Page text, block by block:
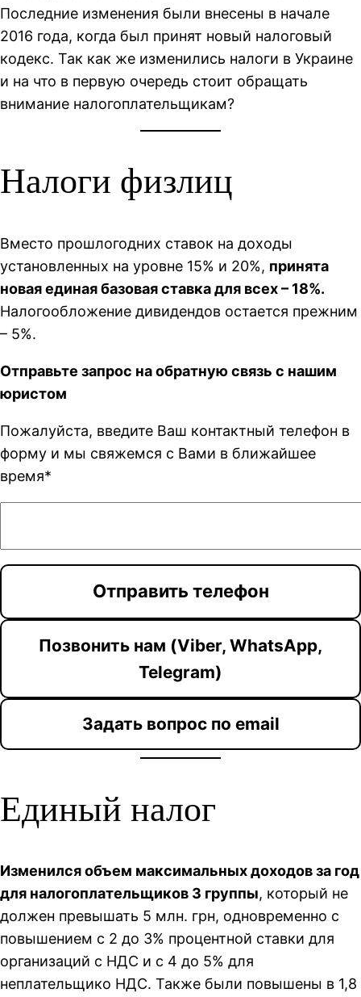
Последние изменения были внесены в начале
2016 года, когда был принят новый налоговый
кодекс. Так как же изменились налоги в Украине
и на что в первую очередь стоит обращать
внимание налогоплательщикам?
Налоги физлиц
Вместо прошлогодних ставок на доходы
установленных на уровне 15% и 20%, принята
новая единая базовая ставка для всех – 18%.
Налогообложение дивидендов остается прежним
– 5%.
Отправьте запрос на обратную связь с нашим
юристом
Пожалуйста, введите Ваш контактный телефон в
форму и мы свяжемся с Вами в ближайшее
время*
Позвонить нам (Viber, WhatsApp,
Telegram)
Задать вопрос по email
Единый налог
Изменился объем максимальных доходов за год
для налогоплательщиков 3 группы, который не
должен превышать 5 млн. грн, одновременно с
повышением с 2 до 3% процентной ставки для
организаций с НДС и с 4 до 5% для
неплательщико НДС. Также были повышены в 1,8